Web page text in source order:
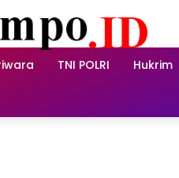
TNI POLRI Hukrim